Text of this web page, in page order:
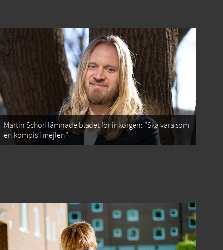
Martin Schori lämnade bladet för inkorgen: ”Ska vara som
en kompis i mejlen”